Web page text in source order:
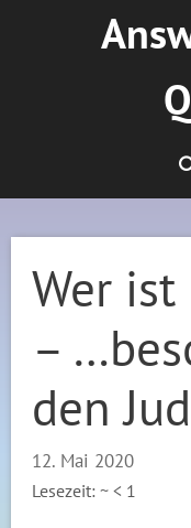
Wer ist
–
den
12. Mai 2020
Lesezeit: ~< 1